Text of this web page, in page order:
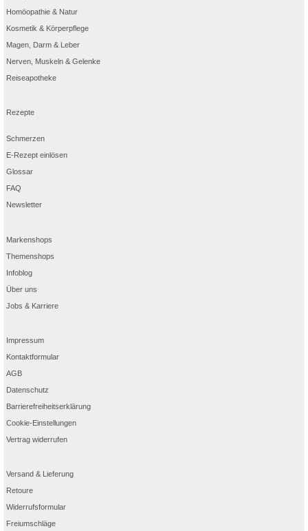
Homöopathie & Natur
Kosmetik & Körperpflege
Magen, Darm & Leber
Nerven, Muskeln & Gelenke
Reiseapotheke
Rezepte
Schmerzen
E-Rezept einlösen
Glossar
FAQ
Newsletter
Markenshops
Themenshops
Infoblog
Über uns
Jobs & Karriere
Impressum
Kontaktformular
AGB
Datenschutz
Barrierefreiheitserklärung
Cookie-Einstellungen
Vertrag widerrufen
Versand & Lieferung
Retoure
Widerrufsformular
Freiumschläge